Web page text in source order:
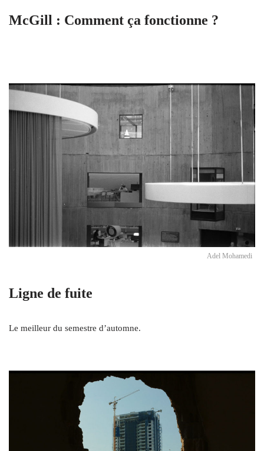
McGill : Comment ça fonctionne ?
Adel Mohamedi
Ligne de fuite
Le meilleur du semestre d’automne.